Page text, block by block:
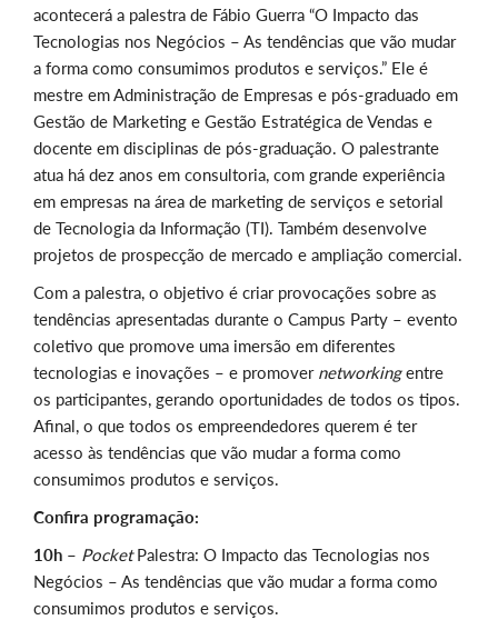
acontecerá a palestra de Fábio Guerra “O Impacto das
Tecnologias nos Negócios – As tendências que vão mudar
a forma como consumimos produtos e serviços.” Ele é
mestre em Administração de Empresas e pós-graduado em
Gestão de Marketing e Gestão Estratégica de Vendas e
docente em disciplinas de pós-graduação. O palestrante
atua há dez anos em consultoria, com grande experiência
em empresas na área de marketing de serviços e setorial
de Tecnologia da Informação (TI). Também desenvolve
projetos de prospecção de mercado e ampliação comercial.
Com a palestra, o objetivo é criar provocações sobre as
tendências apresentadas durante o Campus Party – evento
coletivo que promove uma imersão em diferentes
tecnologias e inovações – e promover networkingentre
os participantes, gerando oportunidades de todos os tipos.
Afinal, o que todos os empreendedores querem é ter
acesso às tendências que vão mudar a forma como
consumimos produtos e serviços.
Confira programação:
10h – PocketPalestra: O Impacto das Tecnologias nos
Negócios – As tendências que vão mudar a forma como
consumimos produtos e serviços.